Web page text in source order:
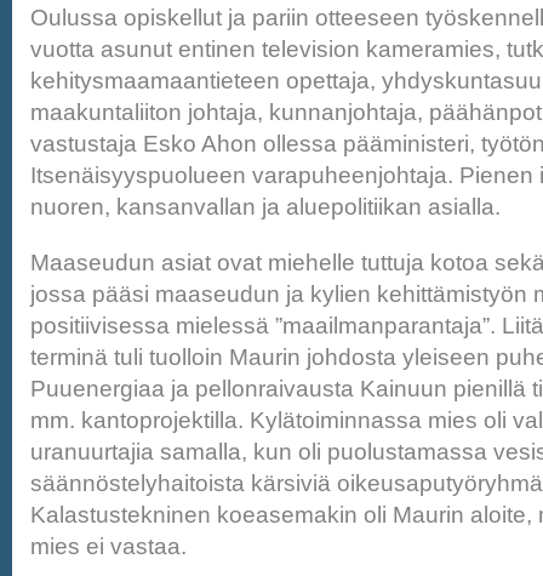
Oulussa opiskellut ja pariin otteeseen
vuotta asunut entinen television kameramies,
kehitysmaamaantieteen opettaja,
maakuntaliiton johtaja, kunnanjohtaja,
vastustaja Esko Ahon ollessa pääministeri,
Itsenäisyyspuolueen varapuheenjohtaja. Pienen
nuoren, kansanvallan ja aluepolitiikan asialla.
Maaseudun asiat ovat miehelle tuttuja kotoa
jossa pääsi maaseudun ja kylien kehittämistyön
positiivisessa mielessä ”maailmanparantaja”.
terminä tuli tuolloin Maurin johdosta yleiseen
Puuenergiaa ja pellonraivausta Kainuun pienillä
mm. kantoprojektilla. Kylätoiminnassa mies oli
uranuurtajia samalla, kun oli puolustamassa
säännöstelyhaitoista kärsiviä
Kalastustekninen koeasemakin oli Maurin aloite,
mies ei vastaa.